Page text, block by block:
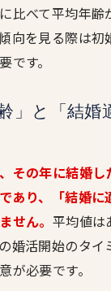
比べて平均年齢
向を見る際は初
です。
」と「結婚
その年に結婚し
あり、「結婚に
せん。 平均値は
婚活開始のタイ
が必要です。